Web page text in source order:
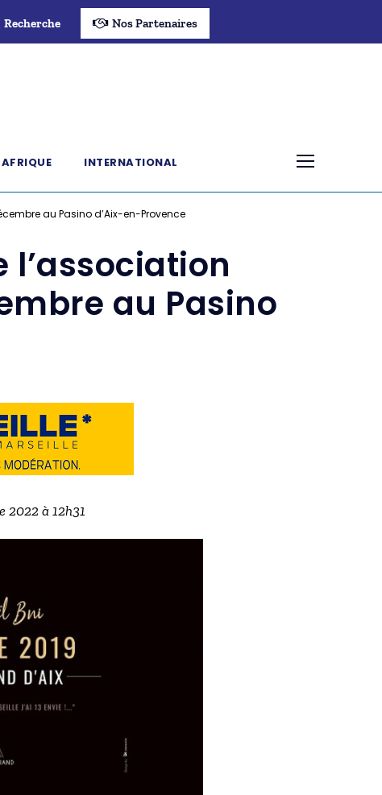
Recherche Nos Partenaires
AFRIQUE INTERNATIONAL
au Pasino d’Aix-en-Provence
l’association
au Pasino
2022 à 12h31